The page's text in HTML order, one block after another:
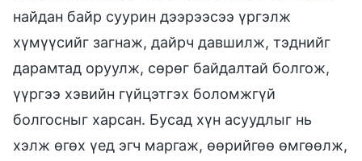
найдан байр суурин дээрээсээ үргэлж
хүмүүсийг загнаж, дайрч давшилж, тэднийг
дарамтад оруулж, сөрөг байдалтай болгож,
үүргээ хэвийн гүйцэтгэх боломжгүй
болгосныг харсан. Бусад хүн асуудлыг нь
хэлж өгөх үед эгч маргаж, өөрийгөө өмгөөлж,